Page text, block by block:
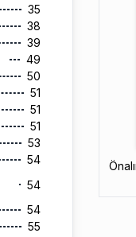
35
38
39
49
50
51
51
51
53
54
54
54
55